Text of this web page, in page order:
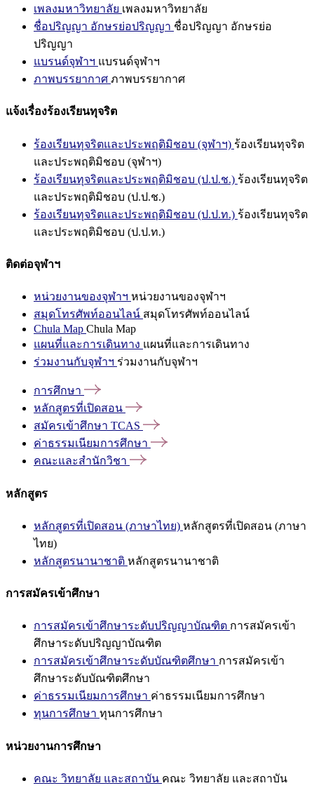
เพลงมหาวิทยาลัย เพลงมหาวิทยาลัย
ชื่อปริญญา อักษรย่อปริญญา ชื่อปริญญา อักษรย่อ
ปริญญา
แบรนด์จุฬาฯ แบรนด์จุฬาฯ
ภาพบรรยากาศ ภาพบรรยากาศ
แจ้งเรื่องร้องเรียนทุจริต
ร้องเรียนทุจริตและประพฤติมิชอบ (จุฬาฯ) ร้องเรียนทุจริต
และประพฤติมิชอบ (จุฬาฯ)
ร้องเรียนทุจริตและประพฤติมิชอบ (ป.ป.ช.) ร้องเรียนทุจริต
และประพฤติมิชอบ (ป.ป.ช.)
ร้องเรียนทุจริตและประพฤติมิชอบ (ป.ป.ท.) ร้องเรียนทุจริต
และประพฤติมิชอบ (ป.ป.ท.)
ติดต่อจุฬาฯ
หน่วยงานของจุฬาฯ หน่วยงานของจุฬาฯ
สมุดโทรศัพท์ออนไลน์ สมุดโทรศัพท์ออนไลน์
Chula Map Chula Map
แผนที่และการเดินทาง แผนที่และการเดินทาง
ร่วมงานกับจุฬาฯ ร่วมงานกับจุฬาฯ
การศึกษา
หลักสูตรที่เปิดสอน
สมัครเข้าศึกษา TCAS
ค่าธรรมเนียมการศึกษา
คณะและสำนักวิชา
หลักสูตร
หลักสูตรที่เปิดสอน (ภาษาไทย) หลักสูตรที่เปิดสอน (ภาษา
ไทย)
หลักสูตรนานาชาติ หลักสูตรนานาชาติ
การสมัครเข้าศึกษา
การสมัครเข้าศึกษาระดับปริญญาบัณฑิต การสมัครเข้า
ศึกษาระดับปริญญาบัณฑิต
การสมัครเข้าศึกษาระดับบัณฑิตศึกษา การสมัครเข้า
ศึกษาระดับบัณฑิตศึกษา
ค่าธรรมเนียมการศึกษา ค่าธรรมเนียมการศึกษา
ทุนการศึกษา ทุนการศึกษา
หน่วยงานการศึกษา
คณะ วิทยาลัย และสถาบัน คณะ วิทยาลัย และสถาบัน